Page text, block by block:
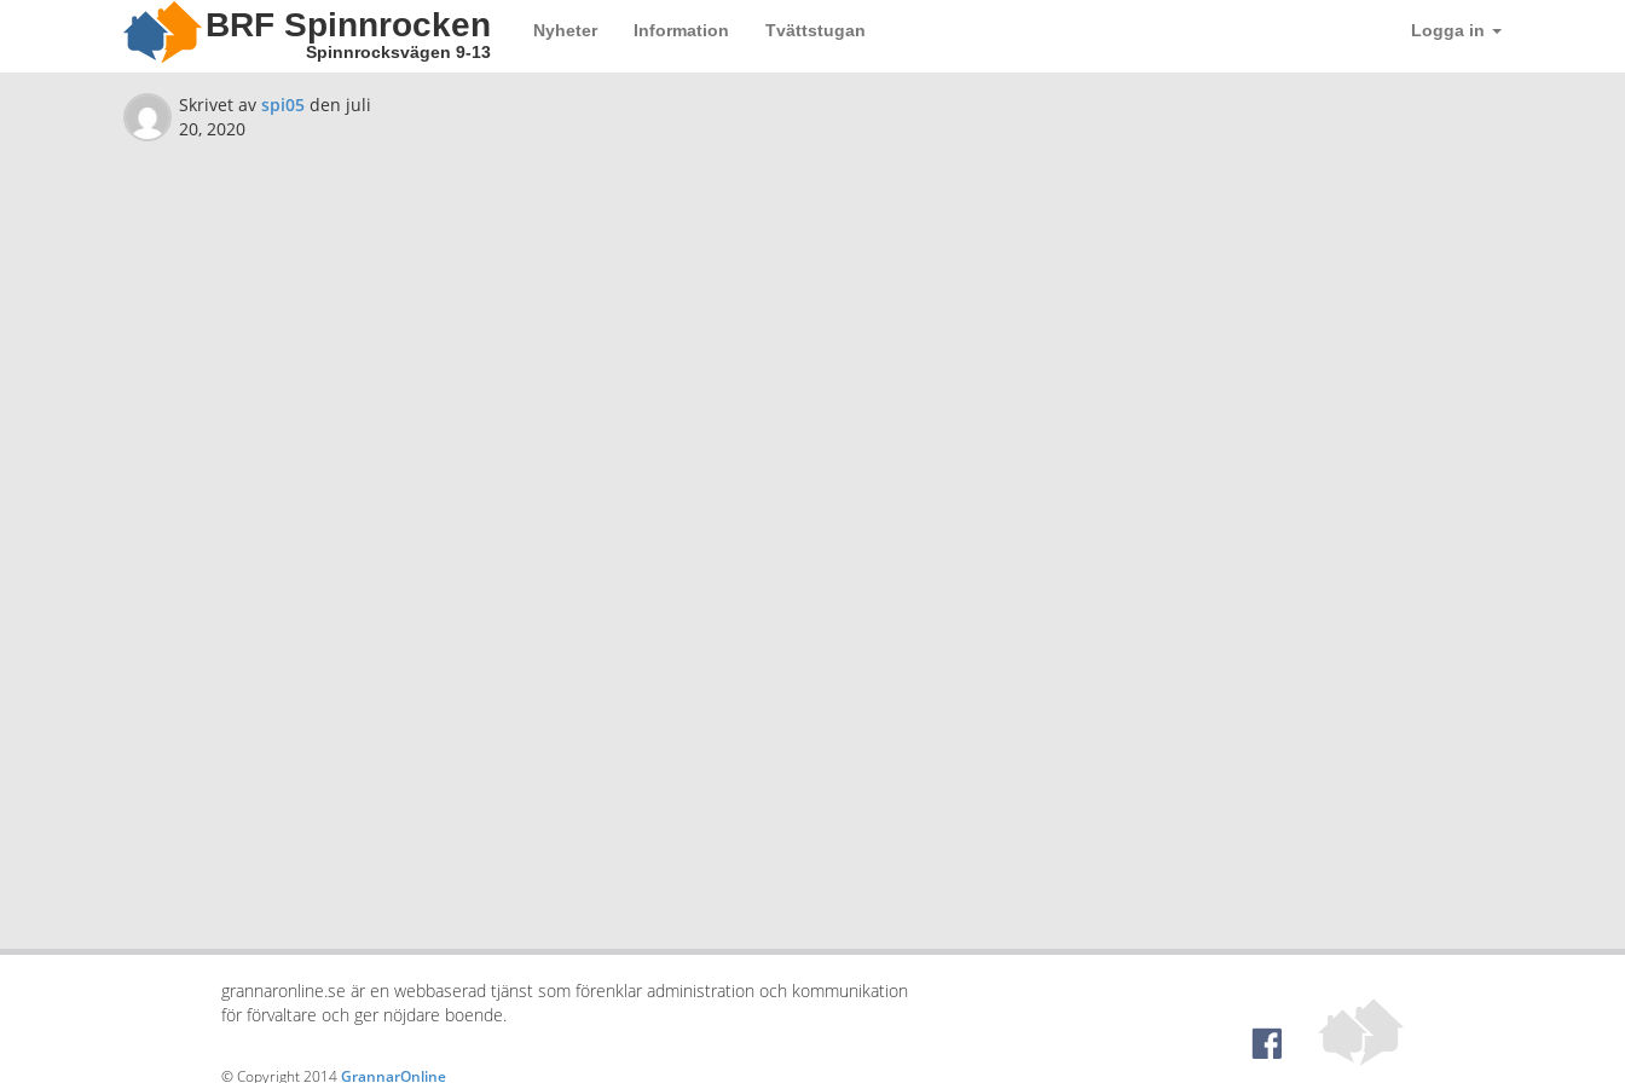
BRF Spinnrocken
Spinnrocksvägen 9-13
Nyheter Information Tvättstugan Logga in
Skrivet av spi05 den juli
20, 2020
grannaronline.se är en webbaserad tjänst som förenklar administration och kommunikation
för förvaltare och ger nöjdare boende.
© Copyright 2014GrannarOnline